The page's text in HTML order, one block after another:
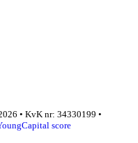
• KvK nr: 34330199 •
score